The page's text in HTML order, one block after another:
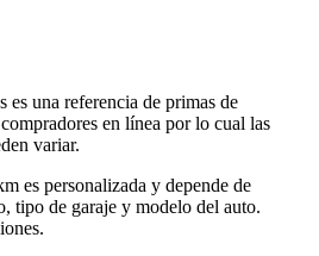
una referencia de primas de
en línea por lo cual las
variar.
es personalizada y depende de
tipo de garaje y modelo del auto.